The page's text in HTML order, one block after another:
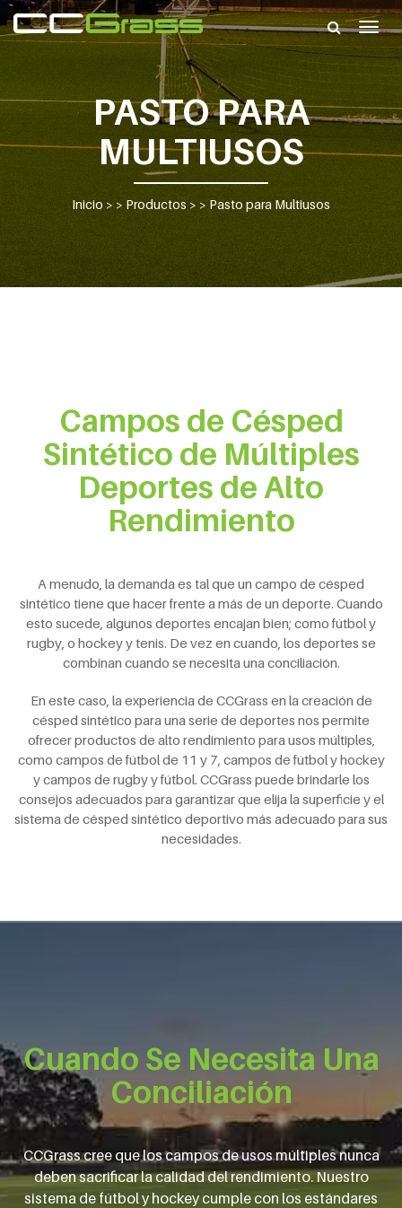
PASTO PARA
MULTIUSOS
Inicio > > Productos > > Pasto para Multiusos
Campos de Césped
Sintético de Múltiples
Deportes de Alto
Rendimiento
A menudo, la demanda es tal que un campo de césped
sintético tiene que hacer frente a más de un deporte. Cuando
esto sucede, algunos deportes encajan bien; como fútbol y
rugby, o hockey y tenis. De vez en cuando, los deportes se
combinan cuando se necesita una conciliación.
En este caso, la experiencia de CCGrass en la creación de
césped sintético para una serie de deportes nos permite
ofrecer productos de alto rendimiento para usos múltiples,
como campos de fútbol de 11 y 7, campos de fútbol y hockey
y campos de rugby y fútbol. CCGrass puede brindarle los
consejos adecuados para garantizar que elija la superficie y el
sistema de césped sintético deportivo más adecuado para sus
necesidades.
Cuando Se Necesita Una
Conciliación
CCGrass cree que los campos de usos múltiples nunca
deben sacrificar la calidad del rendimiento. Nuestro
sistema de fútbol y hockey cumple con los estándares